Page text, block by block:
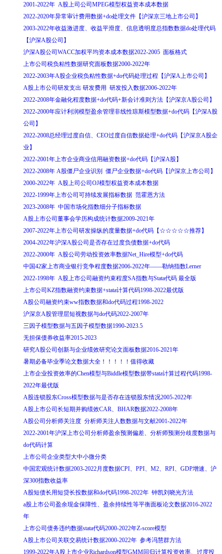
2001-2022年 A股上司公司MPEG模型权益资本成本数据
2022-2020年异常审计费用数据+do处理文件【沪深京三地上市公司】
2003-2022年收益激进度、收益平滑度、信息透明度总指数数据do处理代码
【沪深A股公司】
沪深A股公司WACC加权平均资本成本数据2022-2005 面板格式
上市公司税负粘性数据研究面板数据2000-2022年
2022-2003年A股企业税负粘性数据+do代码处理过程【沪深A上市公司】
A股上市公司研发支出 研发费用 研发投入数据2006-2022年
2022-2008年金融化程度数据+do代码+新会计准则方法【沪深京A股公司】
2022-2000年应计利润模型盈余管理非线性琼斯模型数据+do代码【沪深A股
公司】
2022-2008总经理过度自信、CEO过度自信数据处理+do代码【沪深京A股企
业】
2022-2001年上市企业商业信用融资数据+do代码【沪深A股】
2022-2008年 A股僵尸企业识别 僵尸企业数据+do代码【沪深京上市公司】
2000-2022年 A股上司公司OJ模型权益资本成本数据
2022-1999年上市公司可持续发展指标数据 范霍恩方法
2023-2008年 中国市场化指数细分子指标数据
A股上市公司董事会学历构成统计数据2009-2021年
2007-2022年上市公司研发操纵的度量数据+do代码【☆☆☆☆☆推荐】
2004-2022年沪深A股公司是否存在过度负债数据+do代码
2022-2000年 A股公司劳动投资效率数据Net_Hire模型+do代码
中国42家上市商业银行竞争程度数据2006-2022年——勒纳指数Lerner
2022-1998年 A股上市公司融资约束程度SA指数与Stata代码 最全版
上市公司KZ指数融资约束数据+stata计算代码1998-2022最优版
A股公司融资约束ww指数数据和do代码过程1998-2022
沪深京A股管理层短视数据与do代码2022-2007年
三因子模型数据与五因子模型数据1990-2023.5
无担保债券收益率2015-2023
研究A股公司创新与企业绩效研究论文面板数据2016-2021年
暑期必备毕业季论文数据大全！！！！！值得收藏
上市企业投资效率的Chen模型与Biddle模型数据带stata计算过程代码1998-
2022年最优版
A股连锁股东Cross模型数据与是否存在连锁股东情况2005-2022年
A股上市公司长短期并购绩效CAR、BHAR数据2022-2008年
A股公司分析师关注度 分析师关注人数数据与文献2001-2022年
2022-2001年沪深上市公司分析师盈余预测偏差、分析师预测分歧度数据与
do代码计算
上市公司企业类型大中小微分类
中国宏观统计数据2003-2022月度数据CPI、PPI、M2、RPI、GDP增速、沪
深300指数收益率
A股短债长用短贷长投数据和do代码1998-2022年 钟凯刘晓光方法
a股上市公司盈余现金保障性、盈余持续性等平衡面板论文数据2016-2022
年
上市公司债务违约数据stata代码2000-2022年Z-score模型
A股上市公司关联交易统计数据2000-2022年 参考冯慧群方法
1999-2022年A股上市企业Richardson模型GMM回归计算投资效率、过度投